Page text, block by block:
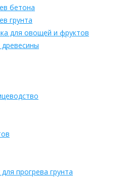
бетона
грунта
для овощей и фруктов
прогрева грунта